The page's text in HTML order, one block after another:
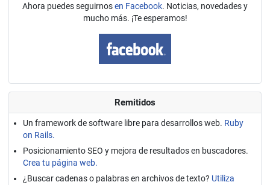
Ahora puedes seguirnosen Facebook. Noticias, novedades y
mucho más. ¡Te esperamos!
Remitidos
Un framework de software libre para desarrollos web. Ruby
on Rails.
Posicionamiento SEO y mejora de resultados en buscadores.
Crea tu página web.
¿Buscar cadenas o palabras en archivos de texto? Utiliza